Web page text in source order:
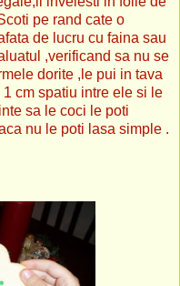
pe rand cate o
de lucru cu faina sau
,verificand sa nu se
dorite ,le pui in tava
cm spatiu intre ele si le
sa le coci le poti
nu le poti lasa simple .